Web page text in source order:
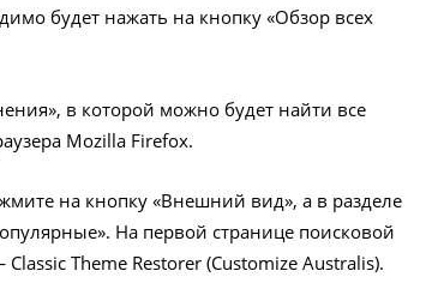
будет нажать на кнопку «Обзор всех
в которой можно будет найти все
Mozilla Firefox.
на кнопку «Внешний вид», а в разделе
На первой странице поисковой
Theme Restorer (Customize Australis).